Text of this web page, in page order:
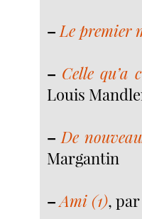
– Le premier
– Celle qu’a
Louis
– De
Margantin
– Ami (1),